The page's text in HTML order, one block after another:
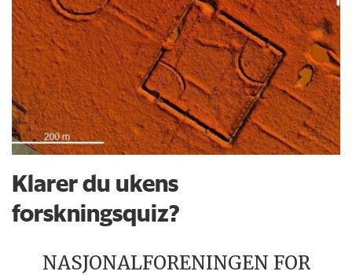
Klarer du ukens
forskningsquiz?
NASJONALFORENINGEN FOR